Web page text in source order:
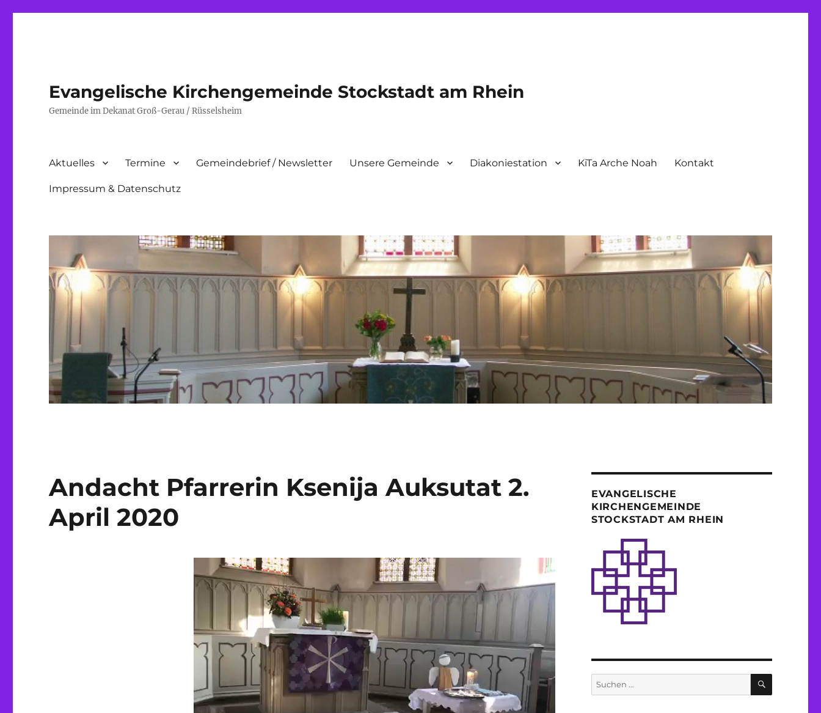
Evangelische Kirchengemeinde Stockstadt am Rhein
Gemeinde im Dekanat Groß-Gerau / Rüsselsheim
Aktuelles Termine Gemeindebrief / Newsletter Unsere Gemeinde Diakoniestation KiTa Arche Noah Kontakt
Impressum & Datenschutz
Andacht Pfarrerin Ksenija Auksutat 2.
April 2020
EVANGELISCHE
KIRCHENGEMEINDE
STOCKSTADT AM RHEIN
Suche
nach:
SUCHEN